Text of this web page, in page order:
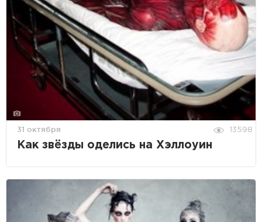
31 октября 13598
Как звёзды оделись на Хэллоуин